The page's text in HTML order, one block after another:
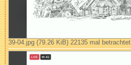
39-04.jpg (79.26 KiB) 22135 mal betrachtet